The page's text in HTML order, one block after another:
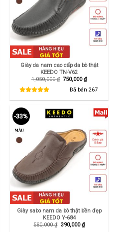
Giày da nam cao cấp da bò thật
KEEDO TN-V62
1,050,000₫ Giá
1,050,000 ₫.
750,000₫Giá
hiện
tại
là:
750,000 ₫.
Đã bán 267
-33%
Giày sabo nam da bò thật bền đẹp
KEEDO Y-684
580,000₫ Giá
390,000₫Giá
hiện